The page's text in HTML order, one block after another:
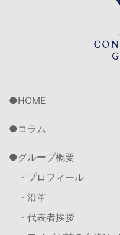
HOME
コラム
グループ概要
・プロフィール
・沿革
・代表者挨拶